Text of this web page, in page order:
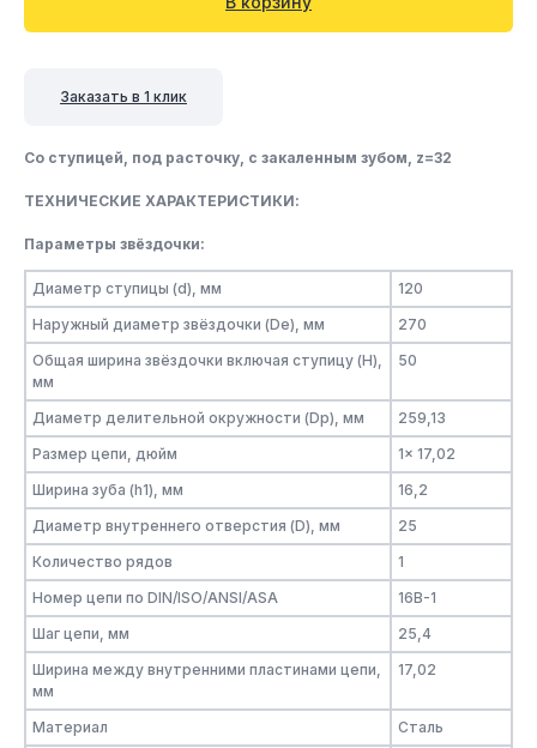
Заказать в 1 клик
Со ступицей, под расточку, c закаленным зубом, z=32
ТЕХНИЧЕСКИЕ ХАРАКТЕРИСТИКИ:
Параметры звёздочки:
Диаметр ступицы (d), мм
120
Наружный диаметр звёздочки (De), мм
270
Общая ширина звёздочки включая ступицу (H),
мм
50
Диаметр делительной окружности (Dp), мм
259,13
Размер цепи, дюйм
1x 17,02
Ширина зуба (h1), мм
16,2
Диаметр внутреннего отверстия (D), мм
25
Количество рядов
1
Номер цепи по DIN/ISO/ANSI/ASA
16B-1
Шаг цепи, мм
25,4
Ширина между внутренними пластинами цепи,
мм
17,02
Материал
Сталь